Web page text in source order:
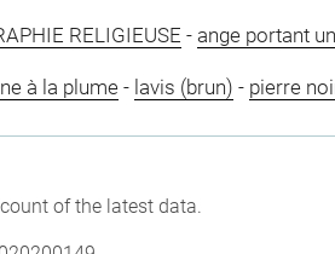
RELIGIEUSE - ange portant
à la plume- lavis (brun) - pierre
of the latest data.